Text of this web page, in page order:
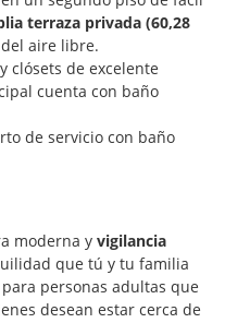
terraza privada (60,28
aire libre.
clósets de excelente
cuenta con baño
de servicio con baño
moderna y vigilancia
que tú y tu familia
personas adultas que
desean estar cerca de